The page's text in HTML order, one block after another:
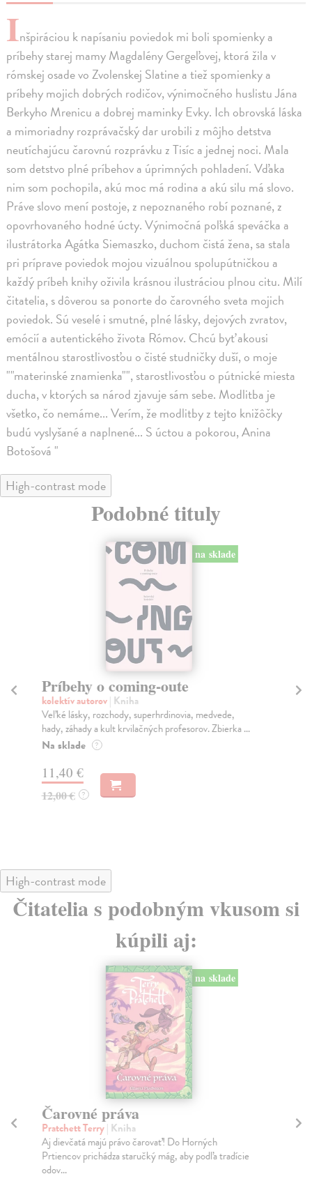
Inšpiráciou k napísaniu poviedok mi boli spomienky a
príbehy starej mamy Magdalény Gergeľovej, ktorá žila v
rómskej osade vo Zvolenskej Slatine a tiež spomienky a
príbehy mojich dobrých rodičov, výnimočného huslistu Jána
Berkyho Mrenicu a dobrej maminky Evky. Ich obrovská láska
a mimoriadny rozprávačský dar urobili z môjho detstva
neutíchajúcu čarovnú rozprávku z Tisíc a jednej noci. Mala
som detstvo plné príbehov a úprimných pohladení. Vďaka
nim som pochopila, akú moc má rodina a akú silu má slovo.
Práve slovo mení postoje, z nepoznaného robí poznané, z
opovrhovaného hodné úcty. Výnimočná poľská speváčka a
ilustrátorka Agátka Siemaszko, duchom čistá žena, sa stala
pri príprave poviedok mojou vizuálnou spolupútničkou a
každý príbeh knihy oživila krásnou ilustráciou plnou citu. Milí
čitatelia, s dôverou sa ponorte do čarovného sveta mojich
poviedok. Sú veselé i smutné, plné lásky, dejových zvratov,
emócií a autentického života Rómov. Chcú byť akousi
mentálnou starostlivosťou o čisté studničky duší, o moje
""materinské znamienka"", starostlivosťou o pútnické miesta
ducha, v ktorých sa národ zjavuje sám sebe. Modlitba je
všetko, čo nemáme... Verím, že modlitby z tejto knižôčky
budú vyslyšané a naplnené... S úctou a pokorou, Anina
Botošová "
High-contrast mode
Podobné tituly
na sklade
Príbehy o coming-oute
kolektív autorov| Kniha
Veľké lásky, rozchody, superhrdinovia, medvede,
hady, záhady a kult krvilačných profesorov. Zbierka ...
Na sklade ?
11,40 €
12,00 € ?
High-contrast mode
Čitatelia s podobným vkusom si
kúpili aj:
na sklade
Čarovné práva
Pratchett Terry| Kniha
Aj dievčatá majú právo čarovať! Do Horných
Prtiencov prichádza staručký mág, aby podľa tradície
odov...